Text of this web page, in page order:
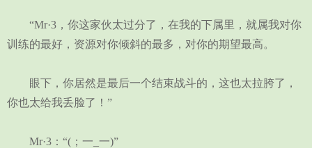
“Mr·3，你这家伙太过分了，在我的下属里，就属我对你
训练的最好，资源对你倾斜的最多，对你的期望最高。
眼下，你居然是最后一个结束战斗的，这也太拉胯了，
你也太给我丢脸了！”
Mr·3：“(；一_一)”